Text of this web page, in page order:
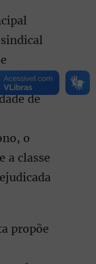
de
o
a classe
propõe